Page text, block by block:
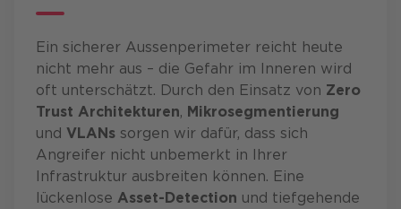
Ein sicherer Aussenperimeter reicht heute
nicht mehr aus – die Gefahr im Inneren wird
oft unterschätzt. Durch den Einsatz von Zero
Trust Architekturen, Mikrosegmentierung
und VLANs sorgen wir dafür, dass sich
Angreifer nicht unbemerkt in Ihrer
Infrastruktur ausbreiten können. Eine
lückenlose Asset-Detection und tiefgehende